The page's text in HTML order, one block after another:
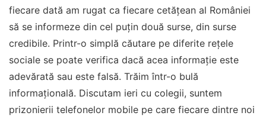
fiecare dată am rugat ca fiecare cetăţean al României
să se informeze din cel puţin două surse, din surse
credibile. Printr-o simplă căutare pe diferite reţele
sociale se poate verifica dacă acea informaţie este
adevărată sau este falsă. Trăim într-o bulă
informaţională. Discutam ieri cu colegii, suntem
prizonierii telefonelor mobile pe care fiecare dintre noi